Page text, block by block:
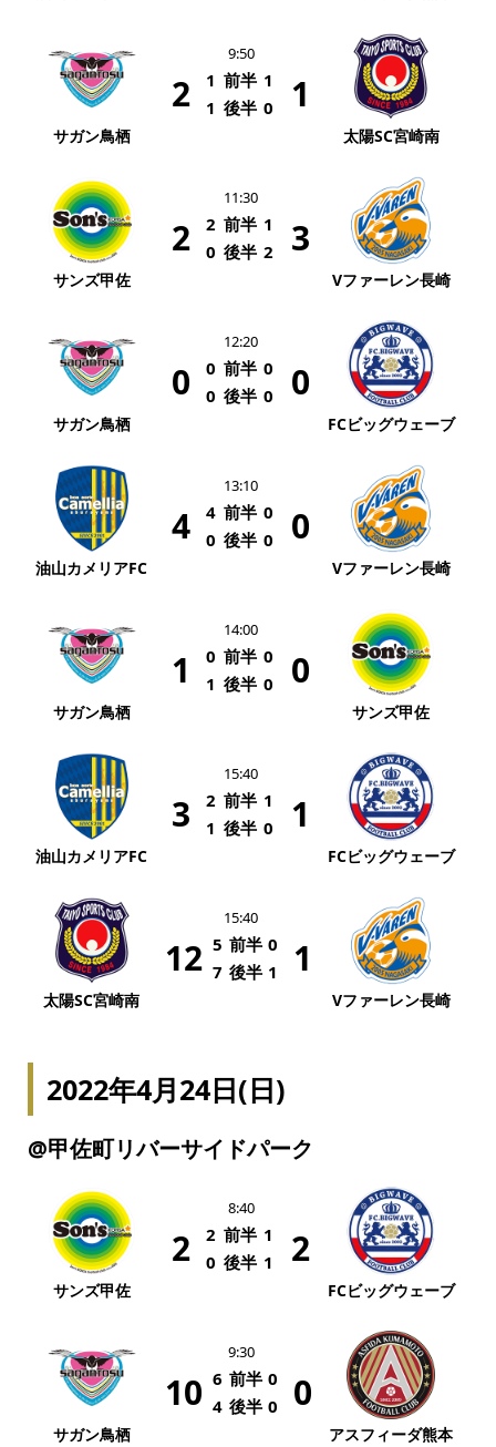
サガン鳥栖
9:50
2 1 前半 1 1
1 後半 0
太陽SC宮崎南
サンズ甲佐
11:30
2 2 前半 1 3
0 後半 2
Vファーレン長崎
サガン鳥栖
12:20
0 0 前半 0 0
0 後半 0
FCビッグウェーブ
油山カメリアFC
13:10
4 4 前半 0 0
0 後半 0
Vファーレン長崎
サガン鳥栖
14:00
1 0 前半 0 0
1 後半 0
サンズ甲佐
油山カメリアFC
15:40
3 2 前半 1 1
1 後半 0
FCビッグウェーブ
太陽SC宮崎南
15:40
12 5 前半 0 1
7 後半 1
Vファーレン長崎
2022年4月24日(日)
@甲佐町リバーサイドパーク
サンズ甲佐
8:40
2 2 前半 1 2
0 後半 1
FCビッグウェーブ
サガン鳥栖
9:30
10 6 前半 0 0
4 後半 0
アスフィーダ熊本